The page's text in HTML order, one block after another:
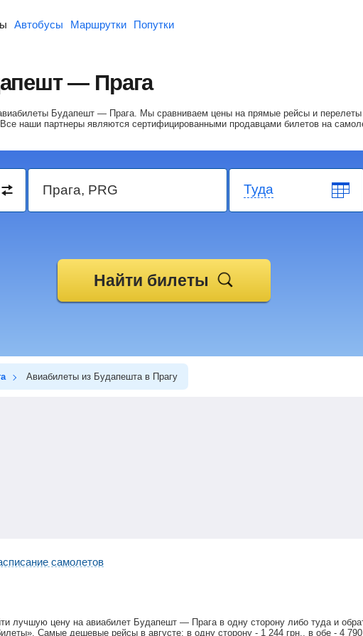
Автобусы Маршрутки Попутки
— Прага
Будапешт — Прага. Мы сравниваем цены на прямые рейсы и
наши партнеры являются сертифицированными продавцами билетов на
Туда
Найти билеты
Авиабилеты из Будапешта в Прагу
самолетов
лучшую цену на авиабилет Будапешт — Прага в одну сторону либо туда и
Самые дешевые рейсы в августе: в одну сторону - 1 244 грн., в обе - 4 790